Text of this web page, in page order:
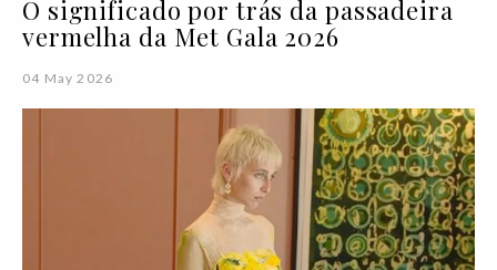
O significado por trás da passadeira
vermelha da Met Gala 2026
04 May 2026